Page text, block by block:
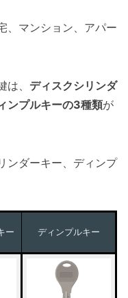
、マンション、アパー
、 ディスクシリンダ
ンプルキーの3種類が
ンダーキー、ディンプ
ー ディンプルキー